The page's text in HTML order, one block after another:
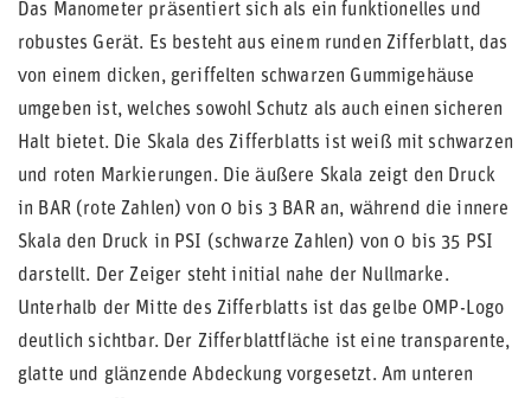
Das Manometer präsentiert sich als ein funktionelles und
robustes Gerät. Es besteht aus einem runden Zifferblatt, das
von einem dicken, geriffelten schwarzen Gummigehäuse
umgeben ist, welches sowohl Schutz als auch einen sicheren
Halt bietet. Die Skala des Zifferblatts ist weiß mit schwarzen
und roten Markierungen. Die äußere Skala zeigt den Druck
in BAR (rote Zahlen) von 0 bis 3 BAR an, während die innere
Skala den Druck in PSI (schwarze Zahlen) von 0 bis 35 PSI
darstellt. Der Zeiger steht initial nahe der Nullmarke.
Unterhalb der Mitte des Zifferblatts ist das gelbe OMP-Logo
deutlich sichtbar. Der Zifferblattfläche ist eine transparente,
glatte und glänzende Abdeckung vorgesetzt. Am unteren